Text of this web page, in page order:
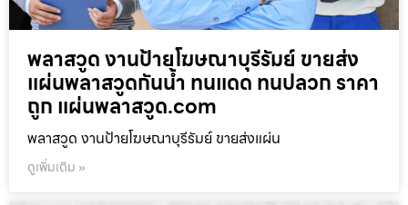
พลาสวูด งานป้ายโฆษณาบุรีรัมย์ ขายส่ง
แผ่นพลาสวูดกันน้ำ ทนแดด ทนปลวก ราคา
ถูก แผ่นพลาสวูด.com
พลาสวูด งานป้ายโฆษณาบุรีรัมย์ ขายส่งแผ่น
ดูเพิ่มเติม »